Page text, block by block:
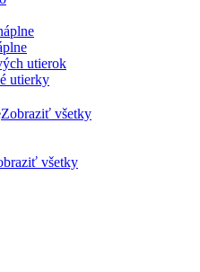
utierky
Zobraziť všetky
všetky